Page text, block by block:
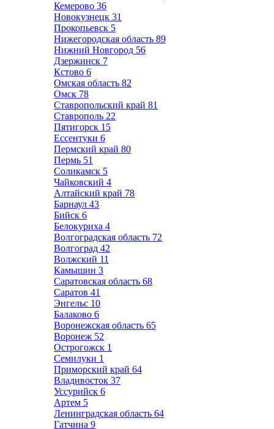
Кемерово 36
Новокузнецк 31
Прокопьевск 5
Нижегородская область 89
Нижний Новгород 56
Дзержинск 7
Кстово 6
Омская область 82
Омск 78
Ставропольский край 81
Ставрополь 22
Пятигорск 15
Ессентуки 6
Пермский край 80
Пермь 51
Соликамск 5
Чайковский 4
Алтайский край 78
Барнаул 43
Бийск 6
Белокуриха 4
Волгоградская область 72
Волгоград 42
Волжский 11
Камышин 3
Саратовская область 68
Саратов 41
Энгельс 10
Балаково 6
Воронежская область 65
Воронеж 52
Острогожск 1
Семилуки 1
Приморский край 64
Владивосток 37
Уссурийск 6
Артем 5
Ленинградская область 64
Гатчина 9